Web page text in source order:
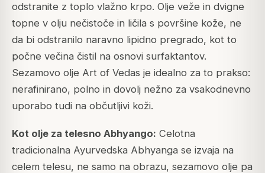
odstranite z toplo vlažno krpo. Olje veže in dvigne
topne v olju nečistoče in ličila s površine kože, ne
da bi odstranilo naravno lipidno pregrado, kot to
počne večina čistil na osnovi surfaktantov.
Sezamovo olje Art of Vedas je idealno za to prakso:
nerafinirano, polno in dovolj nežno za vsakodnevno
uporabo tudi na občutljivi koži.
Kot olje za telesno Abhyango: Celotna
tradicionalna Ayurvedska Abhyanga se izvaja na
celem telesu, ne samo na obrazu, sezamovo olje pa